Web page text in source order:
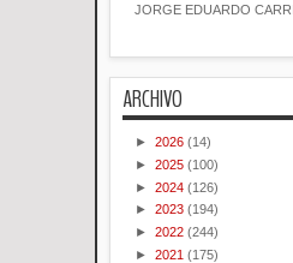
JORGE EDUARDO
ARCHIVO
► 2026 (14)
► 2025 (100)
► 2024 (126)
► 2023 (194)
► 2022 (244)
► 2021 (175)